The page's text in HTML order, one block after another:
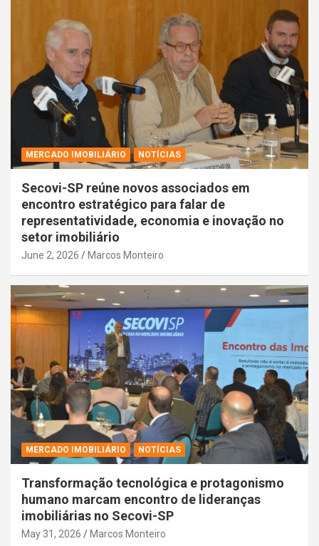
MERCADO IMOBILIÁRIO NOTÍCIAS
Secovi-SP reúne novos associados em
encontro estratégico para falar de
representatividade, economia e inovação no
setor imobiliário
June 2, 2026 Marcos Monteiro
MERCADO IMOBILIÁRIO NOTÍCIAS
Transformação tecnológica e protagonismo
humano marcam encontro de lideranças
imobiliárias no Secovi-SP
May 31, 2026 Marcos Monteiro